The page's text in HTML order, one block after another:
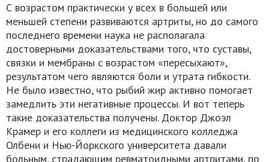
С возрастом практически у всех в большей или
меньшей степени развиваются артриты, но до самого
последнего времени наука не располагала
достоверными доказательствами того, что суставы,
связки и мембраны с возрастом «пересыхают»,
результатом чего являются боли и утрата гибкости.
Не было известно, что рыбий жир активно помогает
замедлить эти негативные процессы. И вот теперь
такие доказательства получены. Доктор Джоэл
Крамер и его коллеги из медицинского колледжа
Олбени и Нью-Йоркского университета давали
больным, страдающим ревматоидными артритами, по